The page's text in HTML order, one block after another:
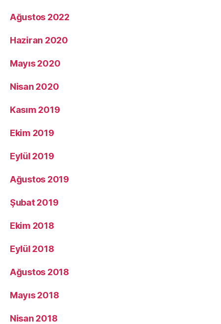
Ağustos 2022
Haziran 2020
Mayıs 2020
Nisan 2020
Kasım 2019
Ekim 2019
Eylül 2019
Ağustos 2019
Şubat 2019
Ekim 2018
Eylül 2018
Ağustos 2018
Mayıs 2018
Nisan 2018